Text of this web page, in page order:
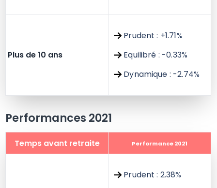
Plus de 10 ans
Prudent : +1.71%
Equilibré : -0.33%
Dynamique : -2.74%
Performances 2021
Temps avant retraite Performance 2021
Prudent : 2.38%